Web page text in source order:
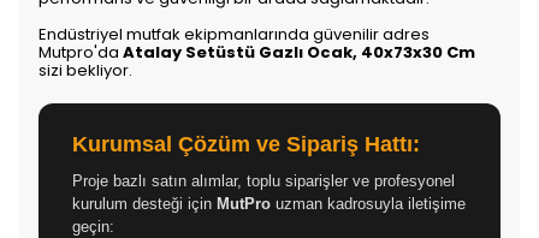
Endüstriyel mutfak ekipmanlarında güvenilir adres
Mutpro'da Atalay Setüstü Gazlı Ocak, 40x73x30 Cm
sizi bekliyor.
Kurumsal Çözüm ve Sipariş Hattı:
Proje bazlı satın alımlar, toplu siparişler ve profesyonel
kurulum desteği için MutPro uzman kadrosuyla iletişime
geçin: